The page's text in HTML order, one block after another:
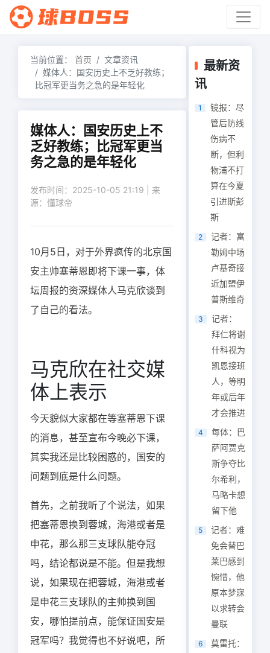
当前位置： 首页
文章资讯
媒体人：国安历史上不乏好教练；
比冠军更当务之急的是年轻化
媒体人：国安历史上不
乏好教练；比冠军更当
务之急的是年轻化
发布时间：2025-10-05 21:19 | 来
源：懂球帝
10月5日，对于外界疯传的北京国
安主帅塞蒂恩即将下课一事，体
坛周报的资深媒体人马克欣谈到
了自己的看法。
马克欣在社交媒
体上表示
今天貌似大家都在等塞蒂恩下课
的消息，甚至宣布今晚必下课，
其实我还是比较困惑的，国安的
问题到底是什么问题。
首先，之前我听了个说法，如果
把塞蒂恩换到蓉城，海港或者是
申花，那么那三支球队能夺冠
吗，结论都说是不能。但是我想
说，如果现在把蓉城，海港或者
是申花三支球队的主帅换到国
安，哪怕提前点，能保证国安是
冠军吗？我觉得也不好说吧，所
最新资
讯
1
镜报：尽
管后防线
伤病不
断，但利
物浦不打
算在今夏
引进斯彭
斯
2
记者：富
勒姆中场
卢基奇接
近加盟伊
普斯维奇
3
记者：
拜仁将谢
什科视为
凯恩接班
人，等明
年或后年
才会推进
4
每体：巴
萨阿贾克
斯争夺比
尔希利，
马略卡想
留下他
5
记者：难
免会替巴
莱巴感到
惋惜，他
原本梦寐
以求转会
曼联
6
莫雷托：